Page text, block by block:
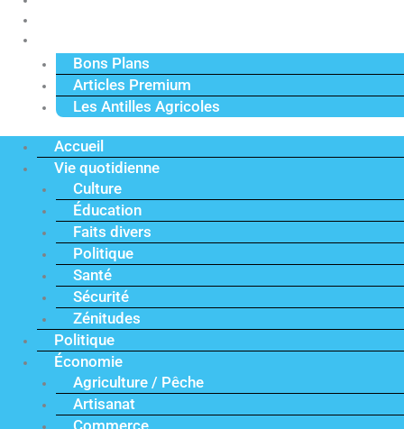
Bons Plans
Articles Premium
Les Antilles Agricoles
Accueil
Vie quotidienne
Culture
Éducation
Faits divers
Politique
Santé
Sécurité
Zénitudes
Politique
Économie
Agriculture / Pêche
Artisanat
Commerce